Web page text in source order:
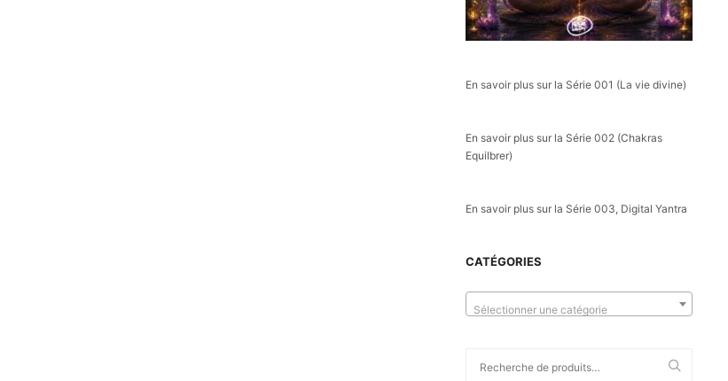
En savoir plus sur la Série 001 (La vie divine)
En savoir plus sur la Série 002 (Chakras
Equilbrer)
En savoir plus sur la Série 003, Digital Yantra
CATÉGORIES
Sélectionner une catégorie
pour :